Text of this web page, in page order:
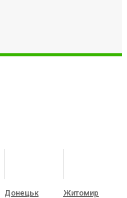
Донецьк Житомир